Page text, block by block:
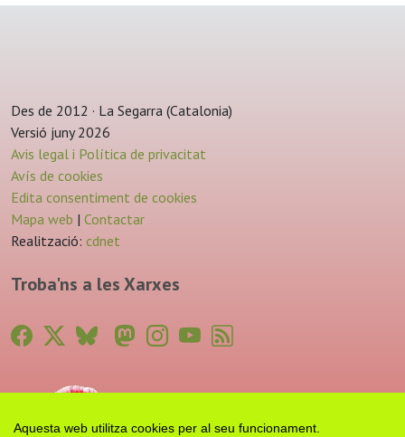
Aquesta web utilitza cookies per al seu funcionament.
Des de 2012 · La Segarra (Catalonia)
Versió juny 2026
Avis legal i Política de privacitat
Avís de cookies
Edita consentiment de cookies
Mapa web | Contactar
Realització: cdnet
Troba'ns a les Xarxes